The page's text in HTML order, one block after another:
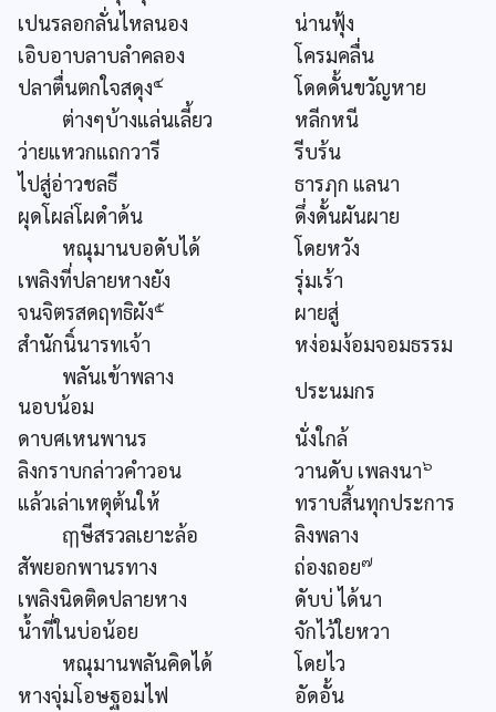
เปนรลอกลั่นไหลนอง
น่านฟุ้ง
เอิบอาบลาบลำคลอง
โครมคลื่น
ปลาตื่นตกใจสดุง๔
โดดดั้นขวัญหาย
ต่างๆบ้างแล่นเลี้ยว
หลีกหนี
ว่ายแหวกแถกวารี
รีบร้น
ไปสู่อ่าวชลธี
ธารฦก แลนา
ผุดโผล่โผดำด้น
ดึ่งดั้นผันผาย
หณุมานบอดับได้
โดยหวัง
เพลิงที่ปลายหางยัง
รุ่มเร้า
จนจิตรสดฤทธิผัง๕
ผายสู่
สำนักนิ์นารทเจ้า
หง่อมง้อมจอมธรรม
พลันเข้าพลาง
นอบน้อม
ประนมกร
ดาบศเหนพานร
นั่งใกล้
ลิงกราบกล่าวคำวอน
วานดับ เพลงนา๖
แล้วเล่าเหตุต้นให้
ทราบสิ้นทุกประการ
ฤๅษีสรวลเยาะล้อ
ลิงพลาง
สัพยอกพานรทาง
ถ่องถอย๗
เพลิงนิดติดปลายหาง
ดับบ่ ได้นา
น้ำที่ในบ่อน้อย
จักไว้ใยหวา
หณุมานพลันคิดได้
โดยไว
หางจุ่มโอษฐอมไฟ
อัดอั้น